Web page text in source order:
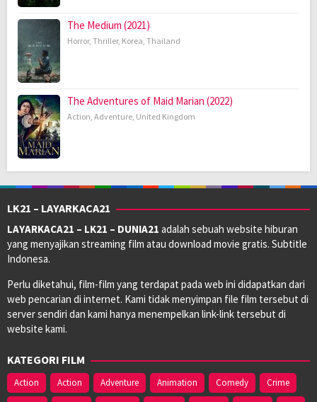
The Medium (2021)
Horror, Thriller, Korea, Thailand
The Adventures of Maid Marian (2022)
Action, Adventure, United Kingdom
LK21 – LAYARKACA21
LAYARKACA21 – LK21 – DUNIA21 adalah sebuah website hiburan
yang menyajikan streaming film atau download movie gratis. Subtitle
Indonesa.
Perlu diketahui, film-film yang terdapat pada web ini didapatkan dari
web pencarian di internet. Kami tidak menyimpan file film tersebut di
server sendiri dan kami hanya menempelkan link-link tersebut di
website kami.
KATEGORI FILM
Action Action Adventure Animation Comedy
Crime